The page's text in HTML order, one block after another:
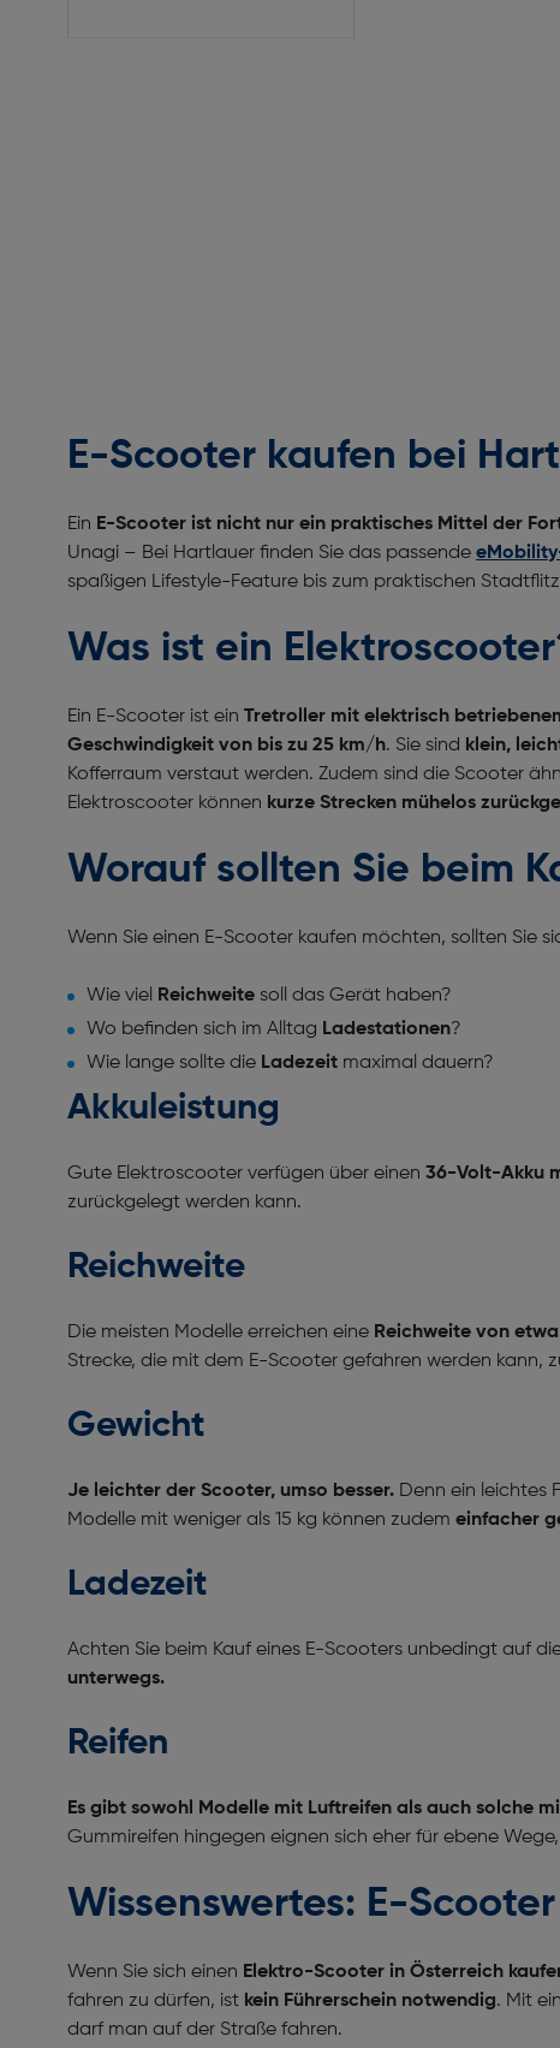
E-Scooter kaufen bei
Ein E-Scooter ist nicht nur ein praktisches Mittel der
Unagi – Bei Hartlauer finden Sie das passende
spaßigen Lifestyle-Feature bis zum praktischen
Was ist ein
Ein E-Scooter ist ein Tretroller mit elektrisch
Geschwindigkeit von bis zu 25 km/h. Sie sind klein,
Kofferraum verstaut werden. Zudem sind die Scooter
Elektroscooter können kurze Strecken mühelos
Worauf sollten Sie beim
Wenn Sie einen E-Scooter kaufen möchten, sollten Sie
Wie viel Reichweite soll das Gerät haben?
Wo befinden sich im Alltag Ladestationen?
Wie lange sollte die Ladezeit maximal dauern?
Akkuleistung
Gute Elektroscooter verfügen über einen 36-Volt-Akku
zurückgelegt werden kann.
Reichweite
Die meisten Modelle erreichen eine Reichweite von
Strecke, die mit dem E-Scooter gefahren werden kann,
Gewicht
Je leichter der Scooter, umso besser. Denn ein leichtes
Modelle mit weniger als 15 kg können zudem einfacher
Ladezeit
Achten Sie beim Kauf eines E-Scooters unbedingt auf
unterwegs.
Reifen
Es gibt sowohl Modelle mit Luftreifen als auch solche
Gummireifen hingegen eignen sich eher für ebene
Wissenswertes: E-
Wenn Sie sich einen Elektro-Scooter in Österreich
fahren zu dürfen, ist kein Führerschein notwendig. Mit
darf man auf der Straße fahren.